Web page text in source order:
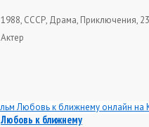
1988, СССР, Драма, Приключения,
Актер
Любовь к ближнему